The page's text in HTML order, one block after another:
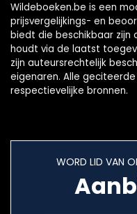
Wildeboeken.be is een
prijsvergelijkings- en
biedt die beschikbaar zijn
houdt via de laatst
zijn auteursrechtelijk
eigenaren. Alle
respectievelijke bronnen.
WORD LID VAN